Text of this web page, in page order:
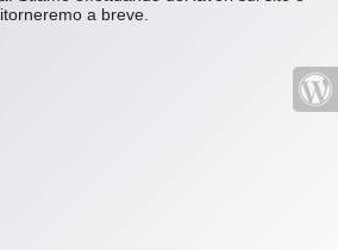
a breve.